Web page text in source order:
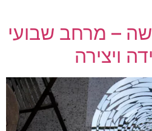
– מרחב שבועי
ויצירה